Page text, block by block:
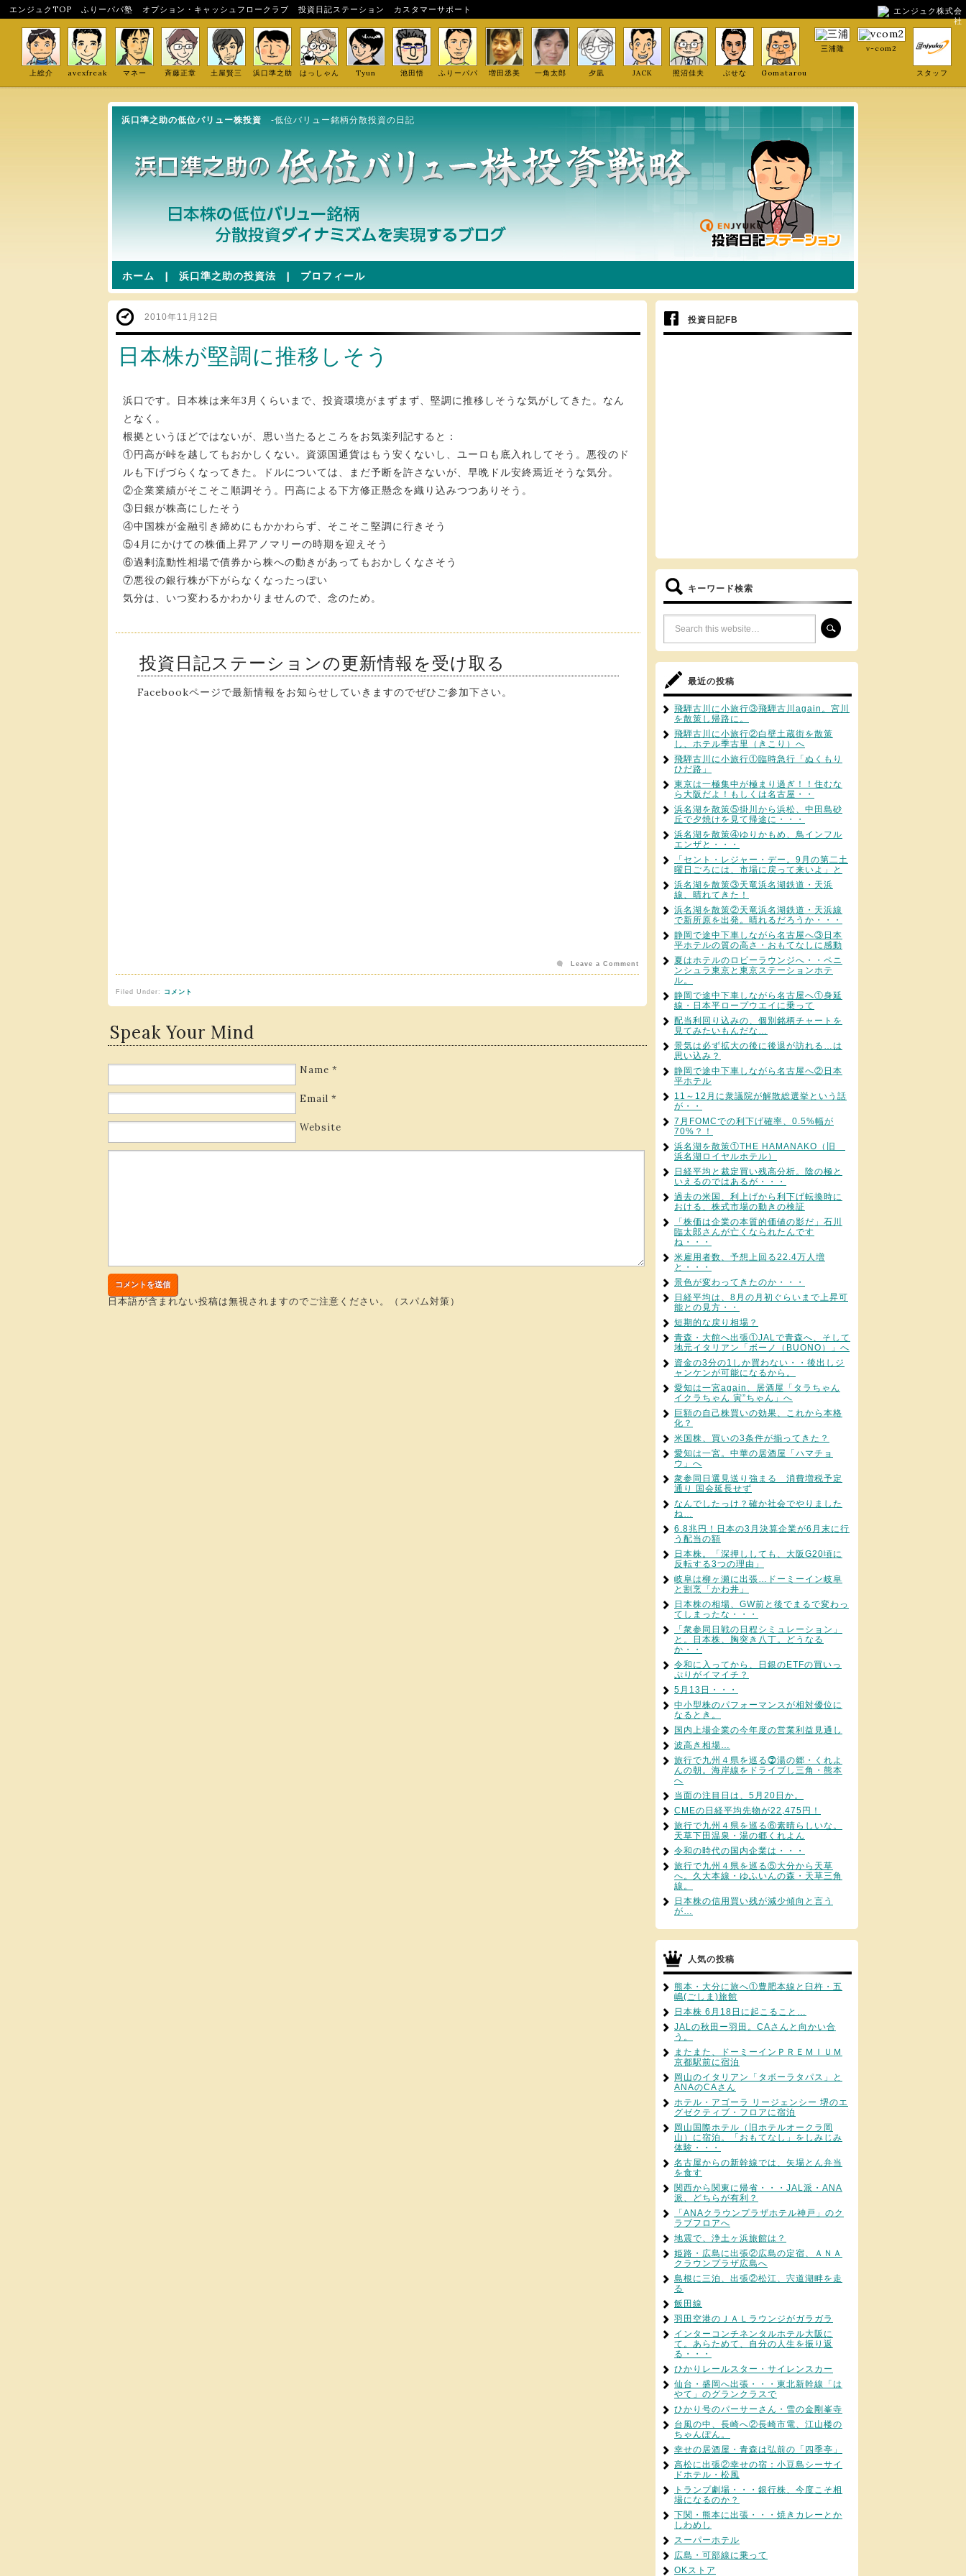
エンジュクTOP ふりーパパ塾 オプション・キャッシュフロークラブ 投資日記ステーション カスタマーサポート
エンジュク株式会
社
上総介 avexfreak マネー 斉藤正章 土屋賢三 浜口準之助 はっしゃん Tyun 池田悟 ふりーパパ 増田丞美 一角太郎 夕凪 JACK 照沼佳夫 ぶせな Gomatarou
三浦隆 v-com2
スタッフ
浜口準之助の低位バリュー株投資 -低位バリュー銘柄分散投資の日記
ホーム | 浜口準之助の投資法 | プロフィール
2010年11月12日
日本株が堅調に推移しそう
浜口です。日本株は来年3月くらいまで、投資環境がまずまず、堅調に推移しそうな気がしてきた。なん
となく。
根拠というほどではないが、思い当たるところをお気楽列記すると：
①円高が峠を越してもおかしくない。資源国通貨はもう安くないし、ユーロも底入れしてそう。悪役のド
ルも下げづらくなってきた。ドルについては、まだ予断を許さないが、早晩ドル安終焉近そうな気分。
②企業業績がそこそこ順調そう。円高による下方修正懸念を織り込みつつありそう。
③日銀が株高にしたそう
④中国株が金融引き締めにもかかわらず、そこそこ堅調に行きそう
⑤4月にかけての株価上昇アノマリーの時期を迎えそう
⑥過剰流動性相場で債券から株への動きがあってもおかしくなさそう
⑦悪役の銀行株が下がらなくなったっぽい
気分は、いつ変わるかわかりませんので、念のため。
投資日記ステーションの更新情報を受け取る
Facebookページで最新情報をお知らせしていきますのでぜひご参加下さい。
Filed Under: コメント
Leave a Comment
Speak Your Mind
Name *
Email *
Website
日本語が含まれない投稿は無視されますのでご注意ください。（スパム対策）
投資日記FB
キーワード検索
最近の投稿
飛騨古川に小旅行③飛騨古川again。宮川
を散策し帰路に。
飛騨古川に小旅行②白壁土蔵街を散策
し、ホテル季古里（きこり）へ
飛騨古川に小旅行①臨時急行「ぬくもり
ひだ路」
東京は一極集中が極まり過ぎ！！住むな
ら大阪だよ！もしくは名古屋・・
浜名湖を散策⑤掛川から浜松、中田島砂
丘で夕焼けを見て帰途に・・・
浜名湖を散策④ゆりかもめ、鳥インフル
エンザと・・・
「セント・レジャー・デー。9月の第二土
曜日ごろには、市場に戻って来いよ」と
浜名湖を散策③天竜浜名湖鉄道・天浜
線、晴れてきた！
浜名湖を散策②天竜浜名湖鉄道・天浜線
で新所原を出発。晴れるだろうか・・・
静岡で途中下車しながら名古屋へ③日本
平ホテルの質の高さ・おもてなしに感動
夏はホテルのロビーラウンジへ・・ペニ
ンシュラ東京と東京ステーションホテ
ル。
静岡で途中下車しながら名古屋へ①身延
線・日本平ロープウエイに乗って
配当利回り込みの、個別銘柄チャートを
見てみたいもんだな…
景気は必ず拡大の後に後退が訪れる…は
思い込み？
静岡で途中下車しながら名古屋へ②日本
平ホテル
11～12月に衆議院が解散総選挙という話
が・・
7月FOMCでの利下げ確率、0.5%幅が
70%？！
浜名湖を散策①THE HAMANAKO（旧
浜名湖ロイヤルホテル）
日経平均と裁定買い残高分析。陰の極と
いえるのではあるが・・・
過去の米国、利上げから利下げ転換時に
おける、株式市場の動きの検証
「株価は企業の本質的価値の影だ」石川
臨太郎さんが亡くなられたんです
ね・・・
米雇用者数、予想上回る22.4万人増
と・・・
景色が変わってきたのか・・・
日経平均は、8月の月初ぐらいまで上昇可
能との見方・・
短期的な戻り相場？
青森・大館へ出張①JALで青森へ、そして
地元イタリアン「ボーノ（BUONO）」へ
資金の3分の1しか買わない・・後出しジ
ャンケンが可能になるから。
愛知は一宮again、居酒屋「タラちゃん
イクラちゃん 寅”ちゃん」へ
巨額の自己株買いの効果、これから本格
化？
米国株、買いの3条件が揃ってきた？
愛知は一宮。中華の居酒屋「ハマチョ
ウ」へ
衆参同日選見送り強まる 消費増税予定
通り 国会延長せず
なんでしたっけ？確か社会でやりました
ね…
6.8兆円！日本の3月決算企業が6月末に行
う配当の額
日本株。「深押ししても、大阪G20頃に
反転する3つの理由」
岐阜は柳ヶ瀬に出張…ドーミーイン岐阜
と割烹「かわ井」
日本株の相場、GW前と後でまるで変わっ
てしまったな・・・
「衆参同日戦の日程シミュレーション」
と。日本株、胸突き八丁。どうなる
か・・
令和に入ってから、日銀のETFの買いっ
ぷりがイマイチ？
5月13日・・・
中小型株のパフォーマンスが相対優位に
なるとき。
国内上場企業の今年度の営業利益見通し
波高き相場…
旅行で九州４県を巡る⓻湯の郷・くれよ
んの朝。海岸線をドライブし三角・熊本
へ
当面の注目日は、5月20日か。
CMEの日経平均先物が22,475円！
旅行で九州４県を巡る⑥素晴らしいな。
天草下田温泉・湯の郷くれよん
令和の時代の国内企業は・・・
旅行で九州４県を巡る⑤大分から天草
へ。久大本線・ゆふいんの森・天草三角
線。
日本株の信用買い残が減少傾向と言う
が…
人気の投稿
熊本・大分に旅へ①豊肥本線と臼杵・五
嶋(ごしま)旅館
日本株 6月18日に起こること…
JALの秋田ー羽田。CAさんと向かい合
う。
またまた、ドーミーインＰＲＥＭＩＵＭ
京都駅前に宿泊
岡山のイタリアン「タボーラタパス」と
ANAのCAさん
ホテル・アゴーラ リージェンシー 堺のエ
グゼクティブ・フロアに宿泊
岡山国際ホテル（旧ホテルオークラ岡
山）に宿泊。「おもてなし」をしみじみ
体験・・・
名古屋からの新幹線では、矢場とん弁当
を食す
関西から関東に帰省・・・JAL派・ANA
派、どちらが有利？
「ANAクラウンプラザホテル神戸」のク
ラブフロアへ
地震で、浄土ヶ浜旅館は？
姫路・広島に出張②広島の定宿、ＡＮＡ
クラウンプラザ広島へ
島根に三泊、出張②松江、宍道湖畔を走
る
飯田線
羽田空港のＪＡＬラウンジがガラガラ
インターコンチネンタルホテル大阪に
て。あらためて、自分の人生を振り返
る・・・
ひかりレールスター・サイレンスカー
仙台・盛岡へ出張・・・東北新幹線「は
やて」のグランクラスで
ひかり号のパーサーさん・雪の金剛峯寺
台風の中、長崎へ②長崎市電、江山楼の
ちゃんぽん。
幸せの居酒屋・青森は弘前の「四季亭」
高松に出張②幸せの宿：小豆島シーサイ
ドホテル・松風
トランプ劇場・・・銀行株、今度こそ相
場になるのか？
下関・熊本に出張・・・焼きカレーとか
しわめし
スーパーホテル
広島・可部線に乗って
OKストア